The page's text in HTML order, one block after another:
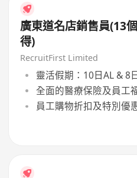
廣東道名店銷售員(13
得)
RecruitFirst Limited
靈活假期：10日AL & 8
全面的醫療保險及員工
員工購物折扣及特別優